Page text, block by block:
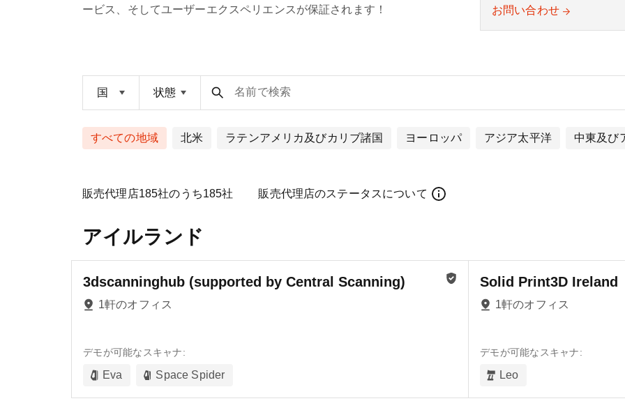
ービス、そしてユーザーエクスペリエンスが保証されます！
お問い合わせ
国 状態 名前で検索
すべての地域 北米 ラテンアメリカ及びカリブ諸国 ヨーロッパ アジア太平洋 中東及び
販売代理店185社のうち185社 販売代理店のステータスについて
アイルランド
3dscanninghub (supported by Central Scanning)
1軒のオフィス
デモが可能なスキャナ:
Eva Space Spider
Solid Print3D Ireland
1軒のオフィス
デモが可能なスキャナ:
Leo